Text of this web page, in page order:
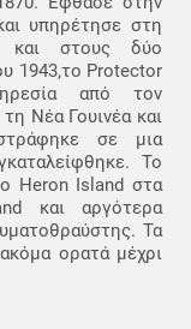
υπηρέτησε στη
και στους δύο
1943,το Protector
από τον
Νέα Γουινέα και
σε μια
Το
Heron Island στα
και αργότερα
Τα
ορατά μέχρι